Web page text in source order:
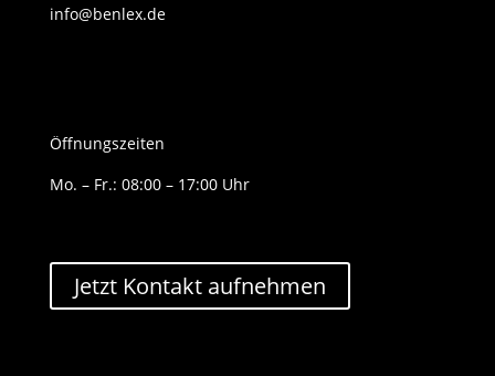
info@benlex.de
Öffnungszeiten
Mo. – Fr.: 08:00 – 17:00 Uhr
Jetzt Kontakt aufnehmen